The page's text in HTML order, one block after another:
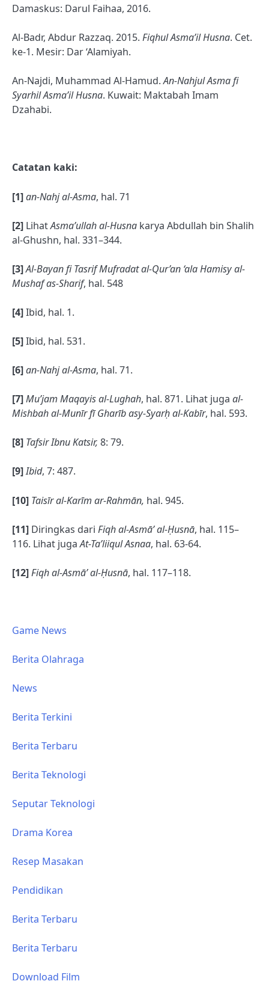
Damaskus: Darul Faihaa, 2016.
Al-Badr, Abdur Razzaq. 2015. Fiqhul Asma’il Husna. Cet.
ke-1. Mesir: Dar ‘Alamiyah.
An-Najdi, Muhammad Al-Hamud.An-Nahjul Asma fi
Syarhil Asma’il Husna. Kuwait: Maktabah Imam
Dzahabi.
Catatan kaki:
[1]an-Nahj al-Asma, hal. 71
[2] LihatAsma’ullah al-Husna karya Abdullah bin Shalih
al-Ghushn, hal. 331–344.
[3]Al-Bayan fi Tasrif Mufradat al-Qur’an ‘ala Hamisy al-
Mushaf as-Sharif, hal. 548
[4]Ibid, hal. 1.
[5]Ibid, hal. 531.
[6]an-Nahj al-Asma, hal. 71.
[7]Mu’jam Maqayis al-Lughah, hal. 871. Lihat juga al-
Mishbah al-Munīr fī Gharīb asy-Syarḥ al-Kabīr, hal. 593.
[8] Tafsir Ibnu Katsir, 8: 79.
[9]Ibid, 7: 487.
[10] Taisīr al-Karīm ar-Rahmān, hal. 945.
[11] Diringkas dari Fiqh al-Asmā’ al-Ḥusnā, hal. 115–
116. Lihat jugaAt-Ta’liiqul Asnaa, hal. 63-64.
[12]Fiqh al-Asmā’ al-Ḥusnā, hal. 117–118.
Game News
Berita Olahraga
News
Berita Terkini
Berita Terbaru
Berita Teknologi
Seputar Teknologi
Drama Korea
Resep Masakan
Pendidikan
Berita Terbaru
Berita Terbaru
Download Film